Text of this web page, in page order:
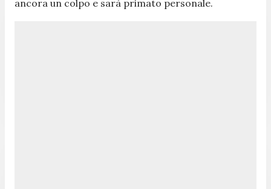
ancora un colpo e sarà primato personale.